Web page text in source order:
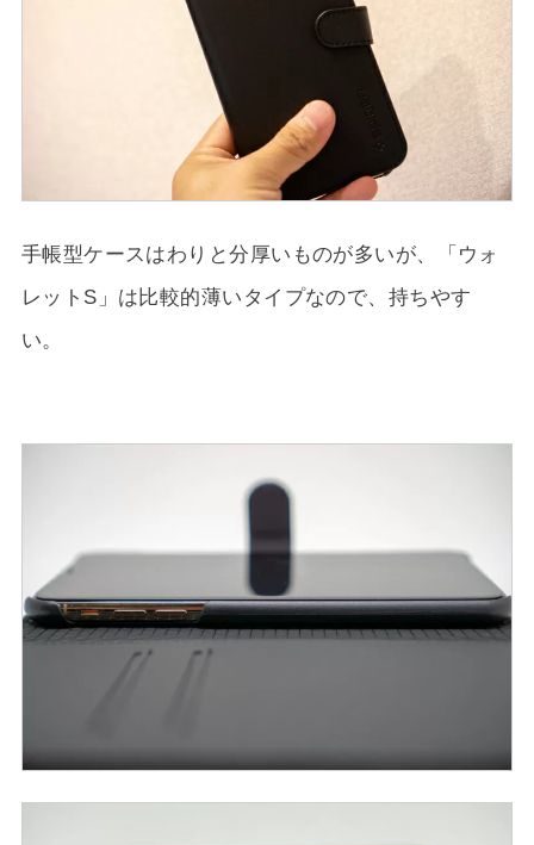
手帳型ケースはわりと分厚いものが多いが、「ウォ
レットS」は比較的薄いタイプなので、持ちやす
い。